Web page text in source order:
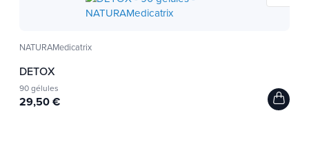
NATURAMedicatrix
DETOX
90 gélules
29,50 €